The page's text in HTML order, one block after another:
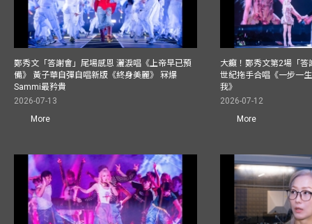
鄭秀文「答謝會」尾場感恩 灑淚唱《上帝早已預
備》 黃子華自彈自唱新版《終身美麗》 冧爆
Sammi最矜貴
2026-07-13
More
大癲！鄭秀文第2場「
世紀拖手合唱《一步一
我》
2026-07-12
More